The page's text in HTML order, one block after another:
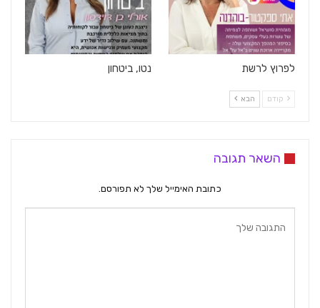
לפרוץ לרשת נטו, ביטחון
קודם הבא
השאר תגובה
כתובת האימייל שלך לא תפורסם.